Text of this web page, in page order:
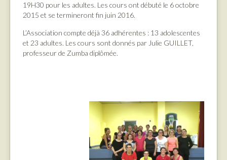
19H30 pour les adultes. Les cours ont débuté le 6 octobre
2015 et se termineront fin juin 2016.
L’Association compte déjà 36 adhérentes : 13 adolescentes
et 23 adultes. Les cours sont donnés par Julie GUILLET,
professeur de Zumba diplômée.